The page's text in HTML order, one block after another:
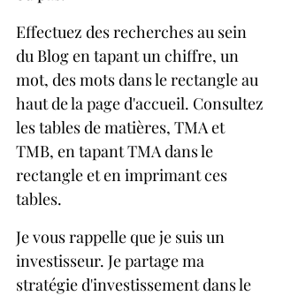
Effectuez des recherches au sein
du Blog en tapant un chiffre, un
mot, des mots dans le rectangle au
haut de la page d'accueil. Consultez
les tables de matières, TMA et
TMB, en tapant TMA dans le
rectangle et en imprimant ces
tables.
Je vous rappelle que je suis un
investisseur. Je partage ma
stratégie d'investissement dans le